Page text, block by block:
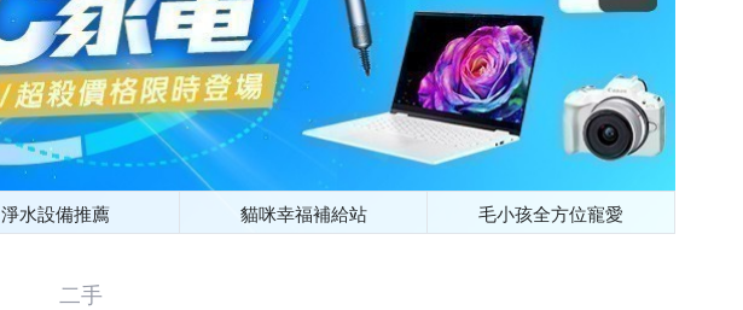
淨水設備推薦 貓咪幸福補給站 毛小孩全方位寵愛
二手